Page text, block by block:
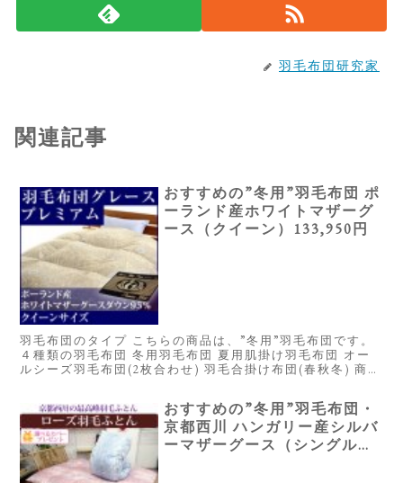
羽毛布団研究家
関連記事
おすすめの”冬用”羽毛布団 ポ
ーランド産ホワイトマザーグ
ース（クイーン）133,950円
羽毛布団のタイプ こちらの商品は、”冬用”羽毛布団です。
４種類の羽毛布団 冬用羽毛布団 夏用肌掛け羽毛布団 オー
ルシーズ羽毛布団(2枚合わせ) 羽毛合掛け布団(春秋冬) 商品
おすすめの”冬用”羽毛布団・
京都西川 ハンガリー産シルバ
ーマザーグース（シングル）